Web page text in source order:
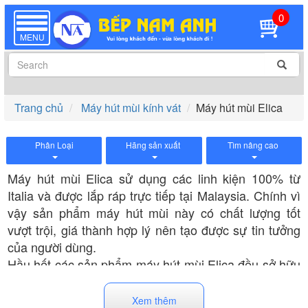
TOGGLE
NAVIGATION
MENU
0
Trang chủ Máy hút mùi kính vát Máy hút mùi Elica
Phân Loại Hãng sản xuất Tìm nâng cao
Máy hút mùi Elica sử dụng các linh kiện 100% từ
Italia và được lắp ráp trực tiếp tại Malaysia. Chính vì
vậy sản phẩm máy hút mùi này có chất lượng tốt
vượt trội, giá thành hợp lý nên tạo được sự tin tưởng
của người dùng.
Hầu hết các sản phẩm máy hút mùi Elica đều sở hữu
thiết kế độc đáo, đẹp mắt vì vậy tạo không gian ấn
tượng cho căn bếp của gia đình. Một số model máy
Xem thêm